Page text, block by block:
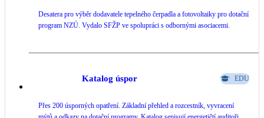
Stínicí technika
Rekuperace tepla odpadní vody
Desatera pro výběr dodavatele tepelného čerpadla a fotovoltaiky pro dotační
program NZÚ. Vydalo SFŽP ve spolupráci s odbornými asociacemi.
Katalog úspor EDU
Přes 200 úsporných opatření. Základní přehled a rozcestník, vyvracení